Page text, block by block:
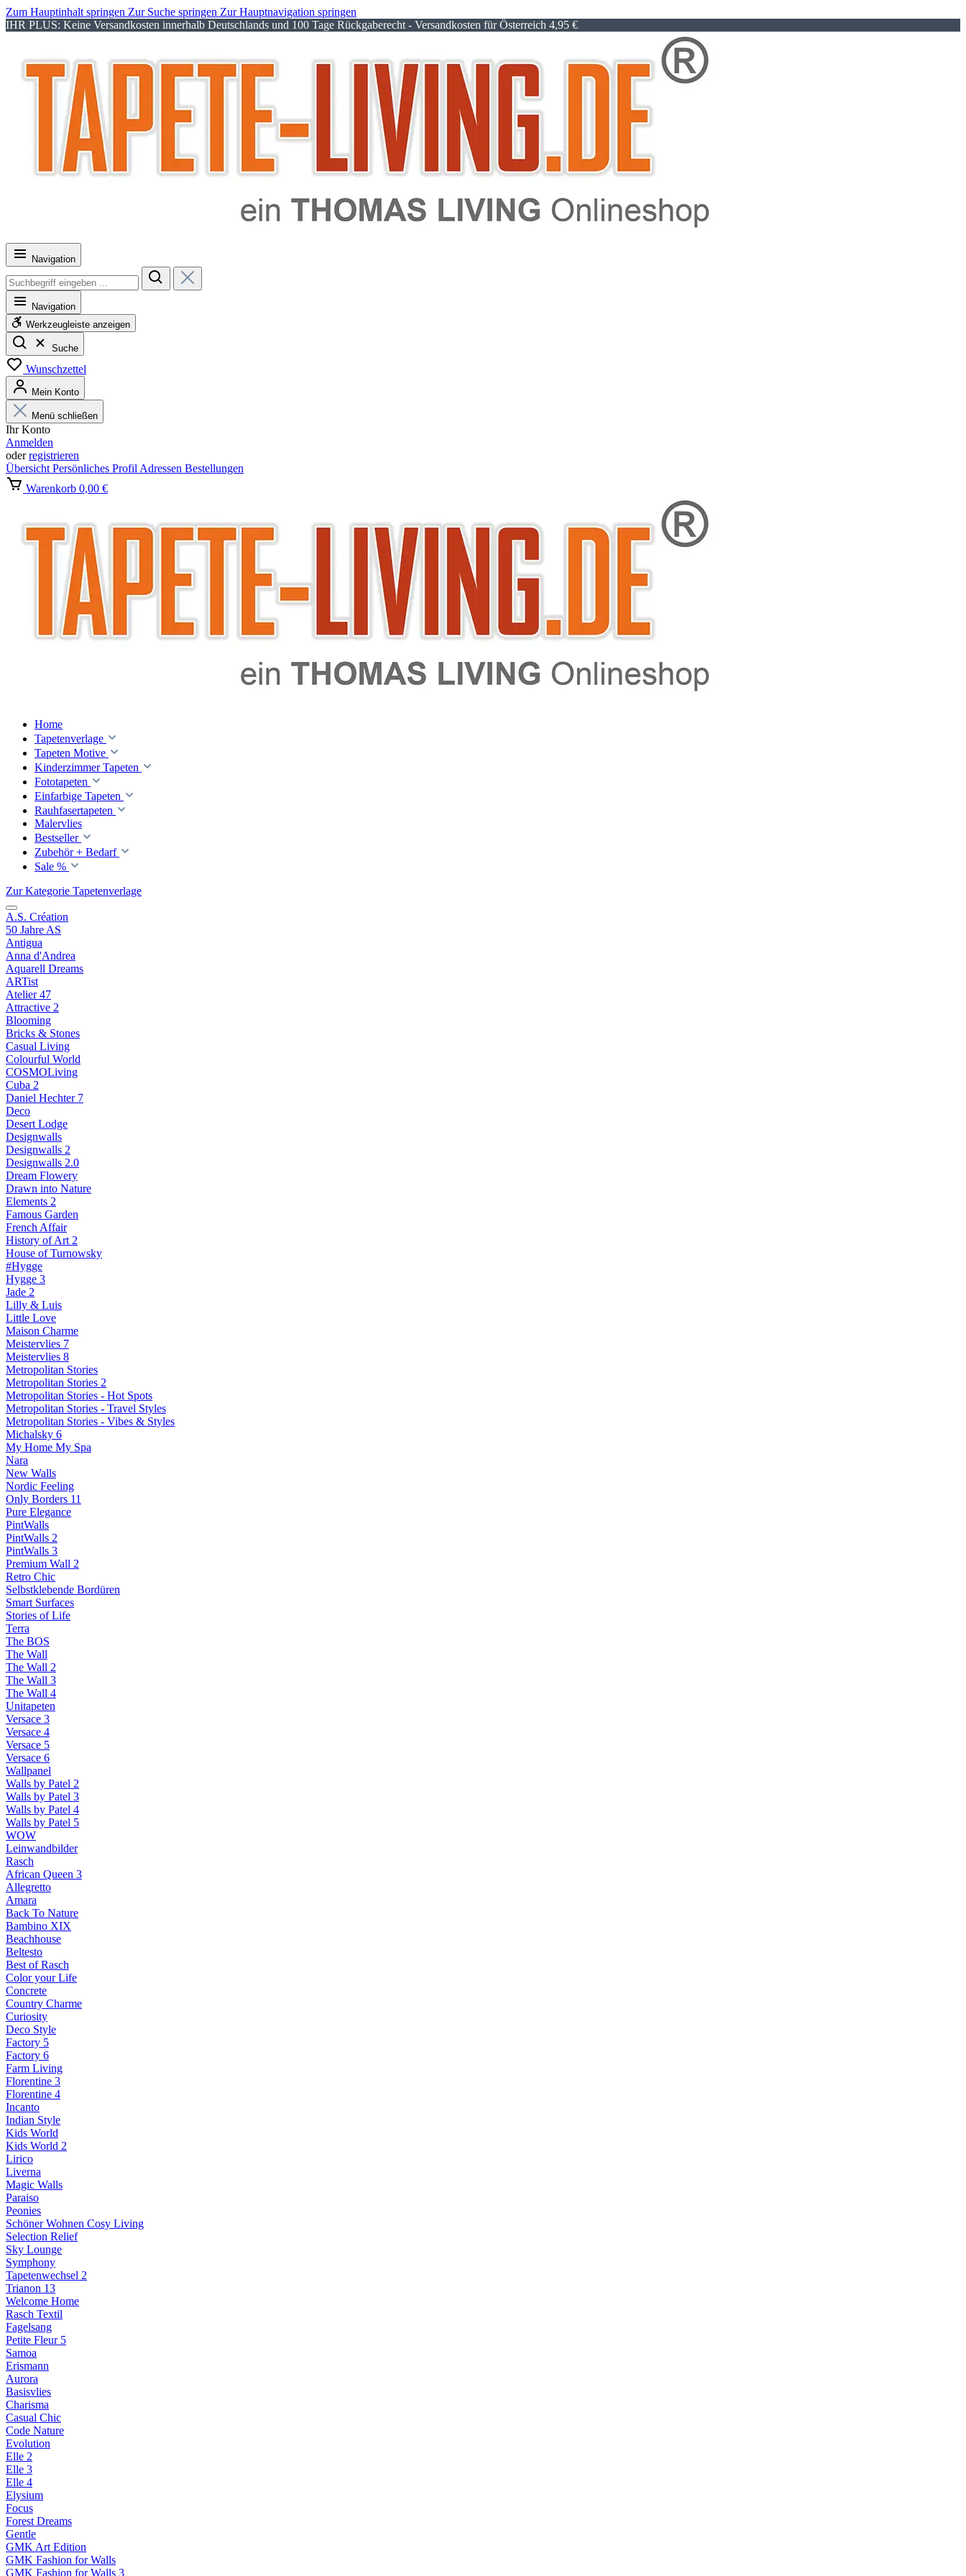
Zum Hauptinhalt springen Zur Suche springen Zur Hauptnavigation springen
IHR PLUS: Keine Versandkosten innerhalb Deutschlands und 100 Tage Rückgaberecht - Versandkosten für Österreich 4,95 €
Navigation
Navigation
Werkzeugleiste anzeigen
Suche
Wunschzettel
Mein Konto
Menü schließen
Ihr Konto
Anmelden
oderregistrieren
Übersicht Persönliches Profil Adressen Bestellungen
Warenkorb 0,00 €
Home
Tapetenverlage
Tapeten Motive
Kinderzimmer Tapeten
Fototapeten
Einfarbige Tapeten
Rauhfasertapeten
Malervlies
Bestseller
Zubehör + Bedarf
Sale %
Zur Kategorie Tapetenverlage
A.S. Création
50 Jahre AS
Antigua
Anna d'Andrea
Aquarell Dreams
ARTist
Atelier 47
Attractive 2
Blooming
Bricks & Stones
Casual Living
Colourful World
COSMOLiving
Cuba 2
Daniel Hechter 7
Deco
Desert Lodge
Designwalls
Designwalls 2
Designwalls 2.0
Dream Flowery
Drawn into Nature
Elements 2
Famous Garden
French Affair
History of Art 2
House of Turnowsky
#Hygge
Hygge 3
Jade 2
Lilly & Luis
Little Love
Maison Charme
Meistervlies 7
Meistervlies 8
Metropolitan Stories
Metropolitan Stories 2
Metropolitan Stories - Hot Spots
Metropolitan Stories - Travel Styles
Metropolitan Stories - Vibes & Styles
Michalsky 6
My Home My Spa
Nara
New Walls
Nordic Feeling
Only Borders 11
Pure Elegance
PintWalls
PintWalls 2
PintWalls 3
Premium Wall 2
Retro Chic
Selbstklebende Bordüren
Smart Surfaces
Stories of Life
Terra
The BOS
The Wall
The Wall 2
The Wall 3
The Wall 4
Unitapeten
Versace 3
Versace 4
Versace 5
Versace 6
Wallpanel
Walls by Patel 2
Walls by Patel 3
Walls by Patel 4
Walls by Patel 5
WOW
Leinwandbilder
Rasch
African Queen 3
Allegretto
Amara
Back To Nature
Bambino XIX
Beachhouse
Beltesto
Best of Rasch
Color your Life
Concrete
Country Charme
Curiosity
Deco Style
Factory 5
Factory 6
Farm Living
Florentine 3
Florentine 4
Incanto
Indian Style
Kids World
Kids World 2
Lirico
Liverna
Magic Walls
Paraiso
Peonies
Schöner Wohnen Cosy Living
Selection Relief
Sky Lounge
Symphony
Tapetenwechsel 2
Trianon 13
Welcome Home
Rasch Textil
Fagelsang
Petite Fleur 5
Samoa
Erismann
Aurora
Basisvlies
Charisma
Casual Chic
Code Nature
Evolution
Elle 2
Elle 3
Elle 4
Elysium
Focus
Forest Dreams
Gentle
GMK Art Edition
GMK Fashion for Walls
GMK Fashion for Walls 3